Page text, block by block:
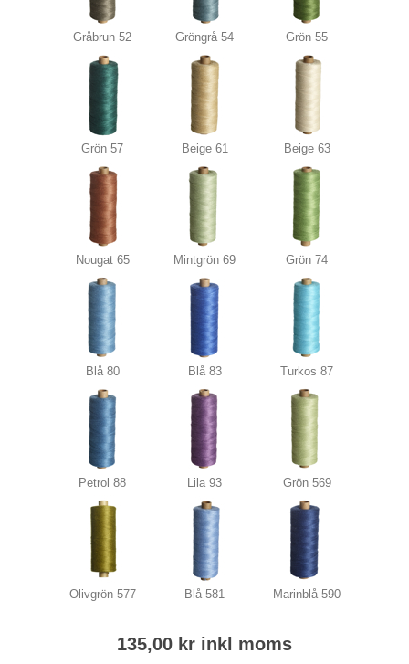
Gråbrun 52 Gröngrå 54 Grön 55
Grön 57 Beige 61 Beige 63
Nougat 65 Mintgrön 69 Grön 74
Blå 80 Blå 83 Turkos 87
Petrol 88 Lila 93 Grön 569
Olivgrön 577 Blå 581 Marinblå 590
135,00 kr inkl moms